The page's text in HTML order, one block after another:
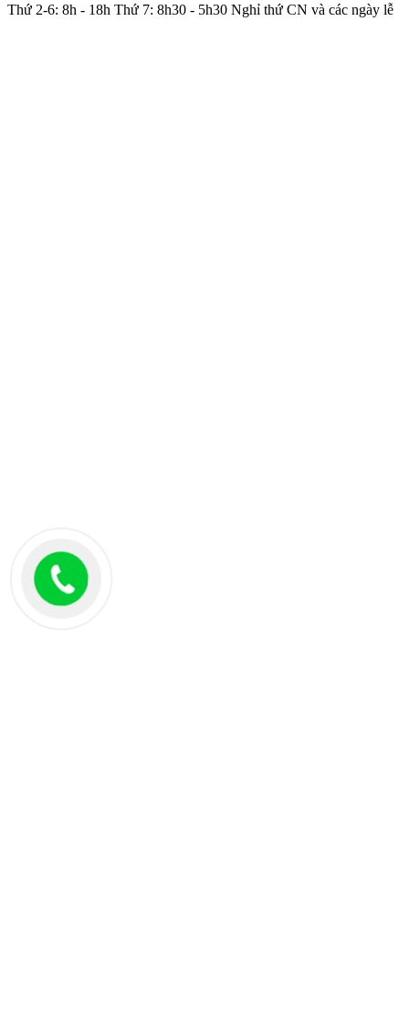
Thứ 2-6: 8h - 18h Thứ 7: 8h30 - 5h30 Nghỉ thứ CN và các ngày lễ